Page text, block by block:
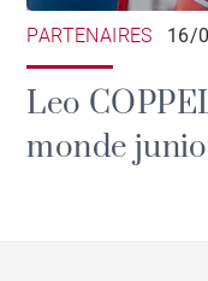
PARTENAIRES 16/
Leo
monde